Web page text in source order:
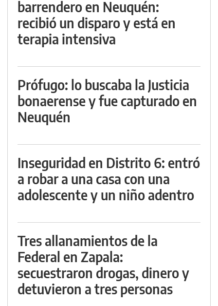
barrendero en Neuquén:
recibió un disparo y está en
terapia intensiva
Prófugo: lo buscaba la Justicia
bonaerense y fue capturado en
Neuquén
Inseguridad en Distrito 6: entró
a robar a una casa con una
adolescente y un niño adentro
Tres allanamientos de la
Federal en Zapala:
secuestraron drogas, dinero y
detuvieron a tres personas